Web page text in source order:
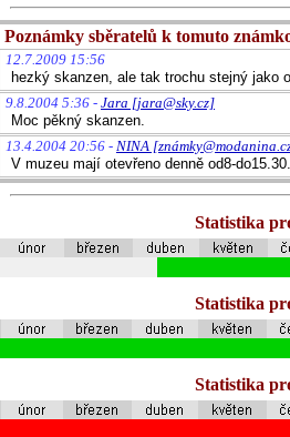
Poznámky sběratelů k tomuto
12.7.2009 15:56
hezký skanzen, ale tak trochu stejný jako
9.8.2004 5:36 - Jara [jara@sky.cz]
Moc pěkný skanzen.
13.4.2004 20:56 - NINA
V muzeu mají otevřeno denně od8-do15.30.
Statistika
Statistika
Statistika